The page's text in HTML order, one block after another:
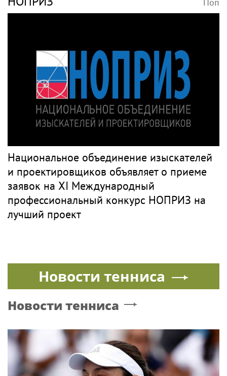
Три года на Бали, книга откровений и
НАДЕЖДИН
"Я жив и на свободе". Борис Надеждин
внезапно покинул Россию
НОПРИЗ